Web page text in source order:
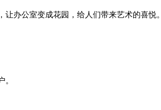
办公室变成花园，给人们带来艺术的喜悦。